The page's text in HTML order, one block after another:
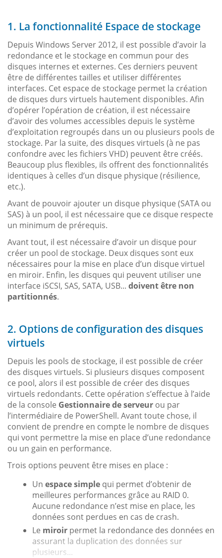
1. La fonctionnalité Espace de stockage
Depuis Windows Server 2012, il est possible d’avoir la
redondance et le stockage en commun pour des
disques internes et externes. Ces derniers peuvent
être de différentes tailles et utiliser différentes
interfaces. Cet espace de stockage permet la création
de disques durs virtuels hautement disponibles. Afin
d’opérer l’opération de création, il est nécessaire
d’avoir des volumes accessibles depuis le système
d’exploitation regroupés dans un ou plusieurs pools de
stockage. Par la suite, des disques virtuels (à ne pas
confondre avec les fichiers VHD) peuvent être créés.
Beaucoup plus flexibles, ils offrent des fonctionnalités
identiques à celles d’un disque physique (résilience,
etc.).
Avant de pouvoir ajouter un disque physique (SATA ou
SAS) à un pool, il est nécessaire que ce disque respecte
un minimum de prérequis.
Avant tout, il est nécessaire d’avoir un disque pour
créer un pool de stockage. Deux disques sont eux
nécessaires pour la mise en place d’un disque virtuel
en miroir. Enfin, les disques qui peuvent utiliser une
interface iSCSI, SAS, SATA, USB... doivent être non
partitionnés.
2. Options de configuration des disques
virtuels
Depuis les pools de stockage, il est possible de créer
des disques virtuels. Si plusieurs disques composent
ce pool, alors il est possible de créer des disques
virtuels redondants. Cette opération s’effectue à l’aide
de la console Gestionnaire de serveur ou par
l’intermédiaire de PowerShell. Avant toute chose, il
convient de prendre en compte le nombre de disques
qui vont permettre la mise en place d’une redondance
ou un gain en performance.
Trois options peuvent être mises en place :
Un espace simple qui permet d’obtenir de
meilleures performances grâce au RAID 0.
Aucune redondance n’est mise en place, les
données sont perdues en cas de crash.
Le miroir permet la redondance des données en
assurant la duplication des données sur
plusieurs...